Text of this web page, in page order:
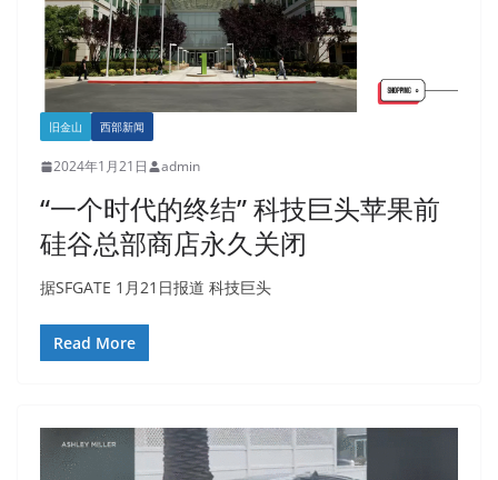
旧金山 西部新闻
2024年1月21日 admin
“一个时代的终结” 科技巨头苹果前
硅谷总部商店永久关闭
据SFGATE 1月21日报道 科技巨头
Read More